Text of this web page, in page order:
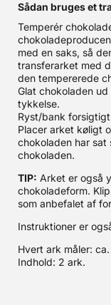
Sådan bruges et
Temperér
med en saks, så
transferarket med
den tempererede
Glat chokoladen
tykkelse.
Ryst/bank
Placer arket køligt
chokoladen har
chokoladen.
TIP: Arket er også
chokoladeform.
som anbefalet af
Instruktioner er
Hvert ark måler:
Indhold: 2 ark.